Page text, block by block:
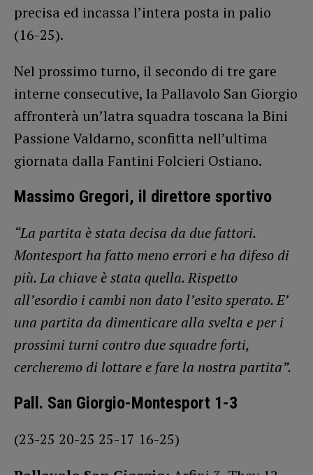
precisa ed incassa l’intera posta in palio
(16-25).
Nel prossimo turno, il secondo di tre gare
interne consecutive, la Pallavolo San Giorgio
affronterà un’latra squadra toscana la Bini
Passione Valdarno, sconfitta nell’ultima
giornata dalla Fantini Folcieri Ostiano.
Massimo Gregori, il direttore sportivo
“La partita è stata decisa da due fattori.
Montesport ha fatto meno errori e ha difeso di
più. La chiave è stata quella. Rispetto
all’esordio i cambi non dato l’esito sperato. E’
una partita da dimenticare alla svelta e per i
prossimi turni contro due squadre forti,
cercheremo di lottare e fare la nostra partita”.
Pall. San Giorgio-Montesport 1-3
(23-25 20-25 25-17 16-25)